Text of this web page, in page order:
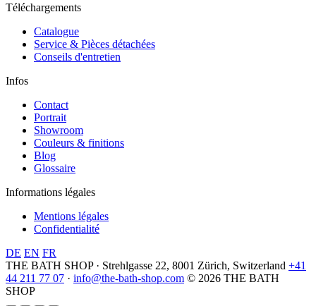
Téléchargements
Catalogue
Service & Pièces détachées
Conseils d'entretien
Infos
Contact
Portrait
Showroom
Couleurs & finitions
Blog
Glossaire
Informations légales
Mentions légales
Confidentialité
DE EN FR
THE BATH SHOP · Strehlgasse 22, 8001 Zürich, Switzerland +41
44 211 77 07 · info@the-bath-shop.com © 2026 THE BATH
SHOP